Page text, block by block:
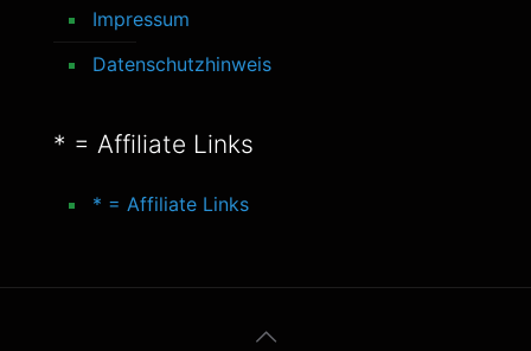
Impressum
Datenschutzhinweis
* = Affiliate Links
* = Affiliate Links